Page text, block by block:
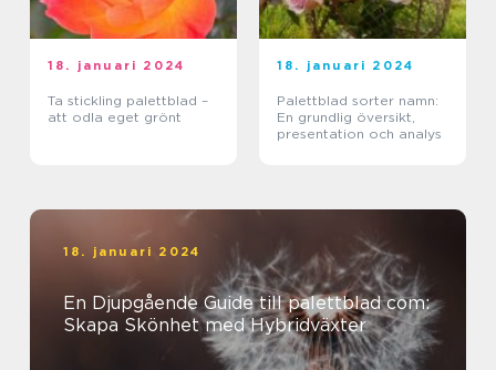
18. januari 2024
Ta stickling palettblad –
att odla eget grönt
18. januari 2024
Palettblad sorter namn:
En grundlig översikt,
presentation och analys
18. januari 2024
En Djupgående Guide till palettblad com:
Skapa Skönhet med Hybridväxter